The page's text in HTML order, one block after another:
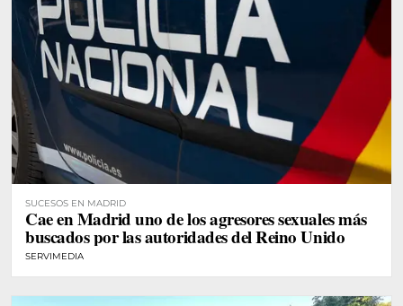
SUCESOS EN MADRID
Cae en Madrid uno de los agresores sexuales más
buscados por las autoridades del Reino Unido
SERVIMEDIA